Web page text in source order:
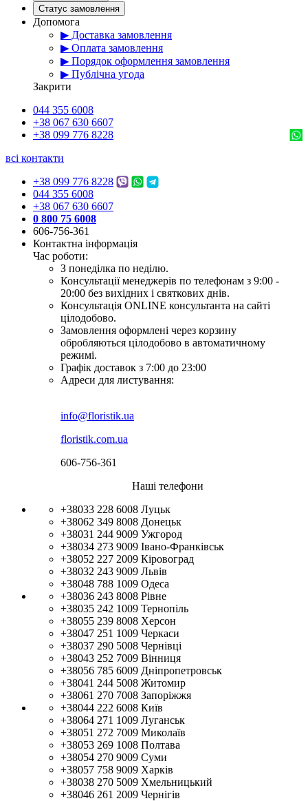
Статус замовлення
Допомога
▶ Доставка замовлення
▶ Оплата замовлення
▶ Порядок оформлення замовлення
▶ Публічна угода
Закрити
044 355 6008
+38 067 630 6607
+38 099 776 8228
всі контакти
+38 099 776 8228
044 355 6008
+38 067 630 6607
0 800 75 6008
606-756-361
Контактна інформація
Час роботи:
З понеділка по неділю.
Консультації менеджерів по телефонам з 9:00 -
20:00 без вихідних і святкових днів.
Консультація ONLINE консультанта на сайті
цілодобово.
Замовлення оформлені через корзину
обробляються цілодобово в автоматичному
режимі.
Графік доставок з 7:00 до 23:00
Адреси для листування:
info@floristik.ua
floristik.com.ua
606-756-361
Наші телефони
+38033 228 6008 Луцьк
+38062 349 8008 Донецьк
+38031 244 9009 Ужгород
+38034 273 9009 Івано-Франківськ
+38052 227 2009 Кіровоград
+38032 243 9009 Львів
+38048 788 1009 Одеса
+38036 243 8008 Рівне
+38035 242 1009 Тернопіль
+38055 239 8008 Херсон
+38047 251 1009 Черкаси
+38037 290 5008 Чернівці
+38043 252 7009 Вінниця
+38056 785 6009 Дніпропетровськ
+38041 244 5008 Житомир
+38061 270 7008 Запоріжжя
+38044 222 6008 Київ
+38064 271 1009 Луганськ
+38051 272 7009 Миколаїв
+38053 269 1008 Полтава
+38054 270 9009 Суми
+38057 758 9009 Харків
+38038 270 5009 Хмельницький
+38046 261 2009 Чернігів